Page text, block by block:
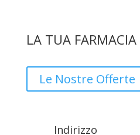
LA TUA FARMACIA
Le Nostre Offerte
Indirizzo